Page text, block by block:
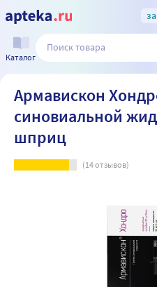
Каталог
Армавискон
синовиальной
шприц
(14отзывов)